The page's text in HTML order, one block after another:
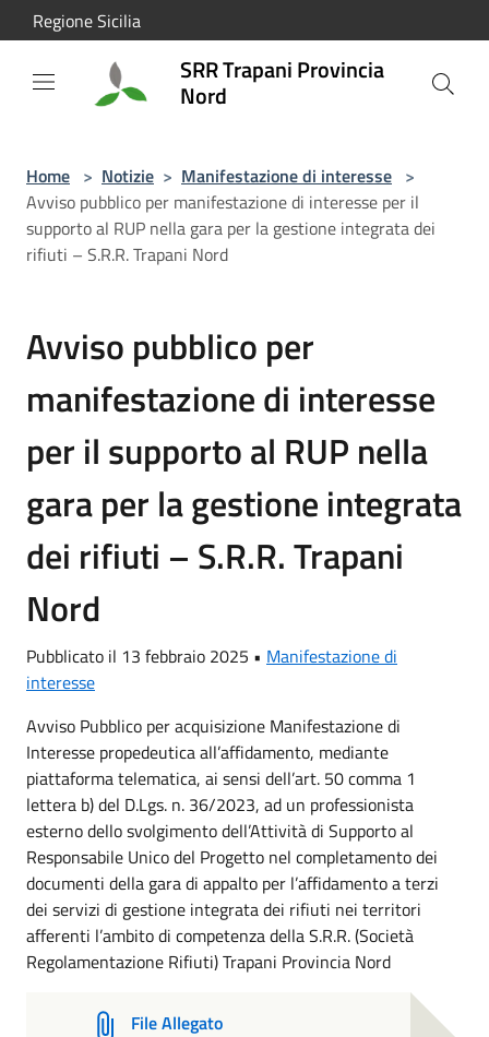
Salta al contenuto principale
Regione Sicilia
SRR Trapani Provincia
Nord
Home > Notizie > Manifestazione di interesse >
Avviso pubblico per manifestazione di interesse per il
supporto al RUP nella gara per la gestione integrata dei
rifiuti – S.R.R. Trapani Nord
Avviso pubblico per
manifestazione di interesse
per il supporto al RUP nella
gara per la gestione integrata
dei rifiuti – S.R.R. Trapani
Nord
Pubblicato il 13 febbraio 2025 • Manifestazione di
interesse
Avviso Pubblico per acquisizione Manifestazione di
Interesse propedeutica all’affidamento, mediante
piattaforma telematica, ai sensi dell’art. 50 comma 1
lettera b) del D.Lgs. n. 36/2023, ad un professionista
esterno dello svolgimento dell’Attività di Supporto al
Responsabile Unico del Progetto nel completamento dei
documenti della gara di appalto per l’affidamento a terzi
dei servizi di gestione integrata dei rifiuti nei territori
afferenti l’ambito di competenza della S.R.R. (Società
Regolamentazione Rifiuti) Trapani Provincia Nord
File Allegato